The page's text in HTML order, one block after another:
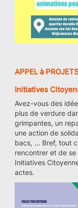
APPEL à
Initiatives
Avez-vous des
plus de verdure
grimpantes, un
une action de
bacs, ... Bref, tout
rencontrer et de
Initiatives
actes.